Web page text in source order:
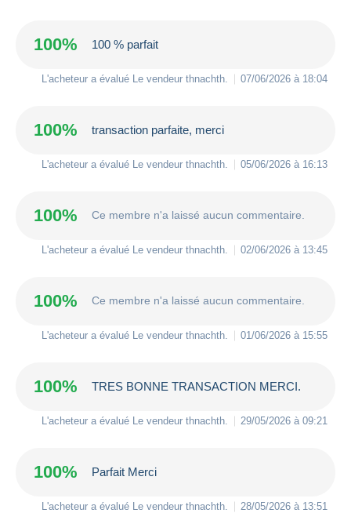
100% 100 % parfait
L'acheteur a évalué Le vendeur thnachth 07/06/2026 à 18:04
100% transaction parfaite, merci
L'acheteur a évalué Le vendeur thnachth 05/06/2026 à 16:13
100% Ce membre n'a laissé aucun commentaire.
L'acheteur a évalué Le vendeur thnachth 02/06/2026 à 13:45
100% Ce membre n'a laissé aucun commentaire.
L'acheteur a évalué Le vendeur thnachth 01/06/2026 à 15:55
100% TRES BONNE TRANSACTION MERCI.
L'acheteur a évalué Le vendeur thnachth 29/05/2026 à 09:21
100% Parfait Merci
L'acheteur a évalué Le vendeur thnachth 28/05/2026 à 13:51